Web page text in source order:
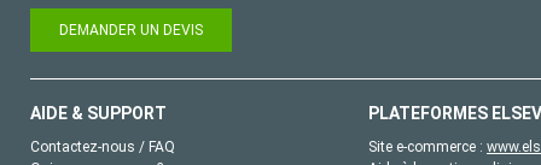
DEMANDER UN DEVIS
AIDE & SUPPORT
Contactez-nous / FAQ
PLATEFORMES
Site e-commerce :